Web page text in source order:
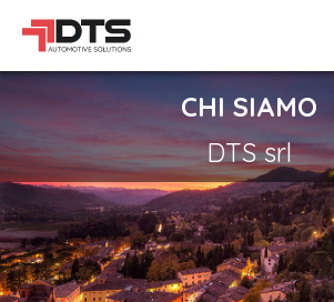
CHI SIAMO
DTS srl